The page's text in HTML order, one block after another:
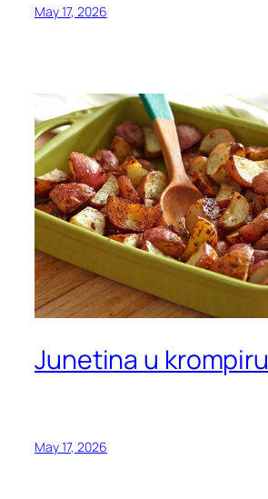
May 17, 2026
Junetina u krompiru
May 17, 2026